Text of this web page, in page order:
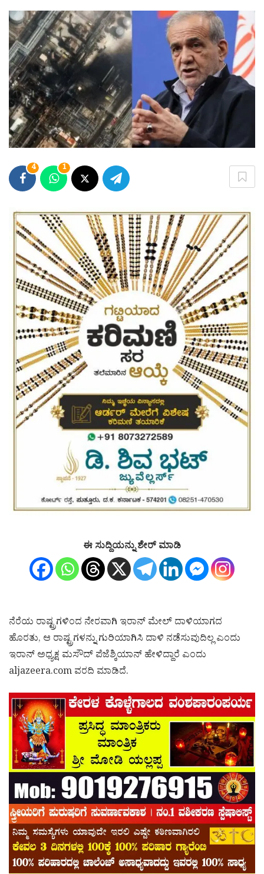
4 1
ಈ ಸುದ್ದಿಯನ್ನು ಶೇರ್ ಮಾಡಿ
ನೆರೆಯ ರಾಷ್ಟ್ರಗಳಿಂದ ನೇರವಾಗಿ ಇರಾನ್ ಮೇಲ್ ದಾಳಿಯಾಗದ
ಹೊರತು, ಆ ರಾಷ್ಟ್ರಗಳನ್ನು ಗುರಿಯಾಗಿಸಿ ದಾಳಿ ನಡೆಸುವುದಿಲ್ಲ ಎಂದು
ಇರಾನ್ ಅಧ್ಯಕ್ಷ ಮಸೌದ್ ಪೆಜೆಶ್ಕಿಯಾನ್ ಹೇಳಿದ್ದಾರೆ ಎಂದು
aljazeera.com ವರದಿ ಮಾಡಿದೆ.